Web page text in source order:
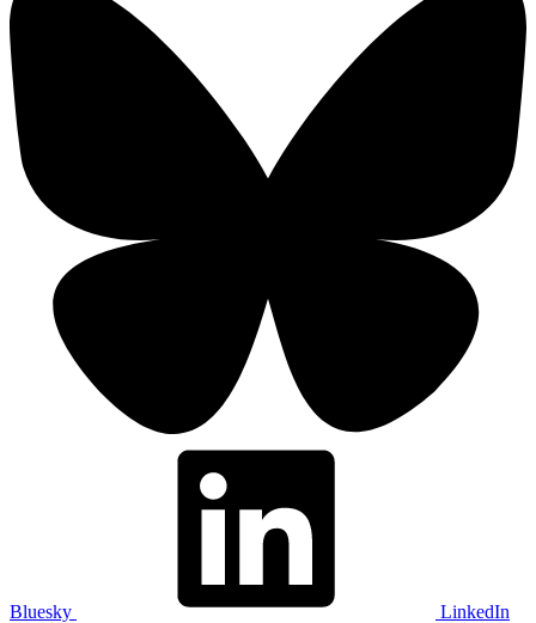
Bluesky LinkedIn